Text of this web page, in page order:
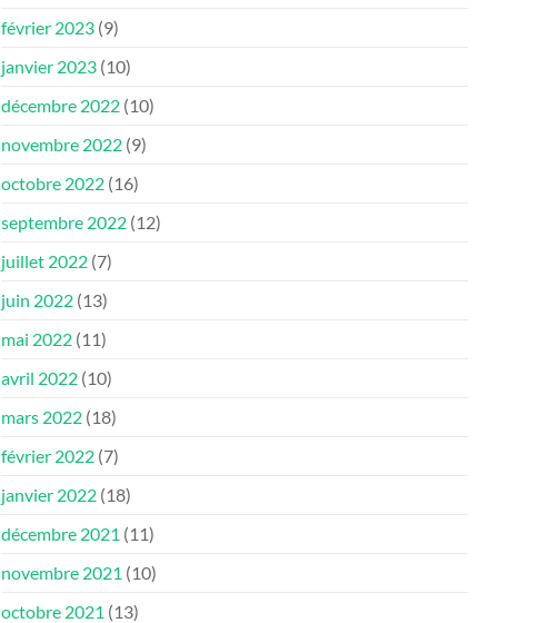
février 2023 (9)
janvier 2023 (10)
décembre 2022 (10)
novembre 2022 (9)
octobre 2022 (16)
septembre 2022 (12)
juillet 2022 (7)
juin 2022 (13)
mai 2022 (11)
avril 2022 (10)
mars 2022 (18)
février 2022 (7)
janvier 2022 (18)
décembre 2021 (11)
novembre 2021 (10)
octobre 2021 (13)